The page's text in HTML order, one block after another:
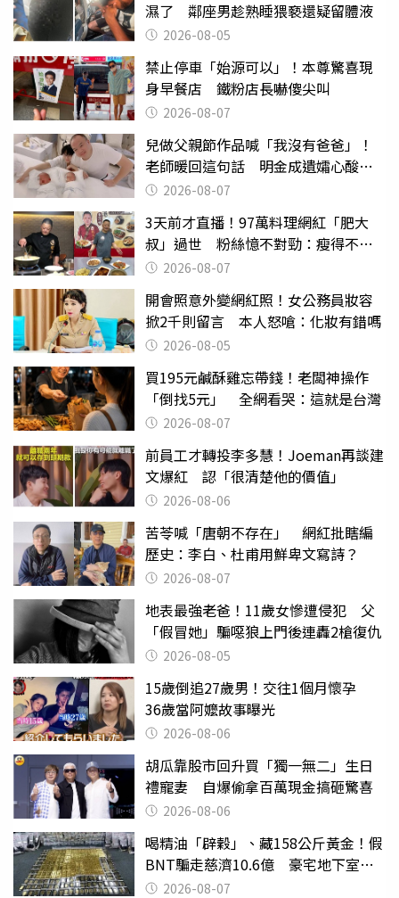
濕了 鄰座男趁熟睡猥褻還疑留體液
2026-08-05
禁止停車「始源可以」！本尊驚喜現
身早餐店 鐵粉店長嚇傻尖叫
2026-08-07
兒做父親節作品喊「我沒有爸爸」！
老師暖回這句話 明金成遺孀心酸惹
淚 2026-08-07
3天前才直播！97萬料理網紅「肥大
叔」過世 粉絲憶不對勁：瘦得不合
理 2026-08-07
開會照意外變網紅照！女公務員妝容
掀2千則留言 本人怒嗆：化妝有錯嗎
2026-08-05
買195元鹹酥雞忘帶錢！老闆神操作
「倒找5元」 全網看哭：這就是台灣
2026-08-07
前員工才轉投李多慧！Joeman再談建
文爆紅 認「很清楚他的價值」
2026-08-06
苦苓喊「唐朝不存在」 網紅批瞎編
歷史：李白、杜甫用鮮卑文寫詩？
2026-08-07
地表最強老爸！11歲女慘遭侵犯 父
「假冒她」騙噁狼上門後連轟2槍復仇
2026-08-05
15歲倒追27歲男！交往1個月懷孕
36歲當阿嬤故事曝光
2026-08-06
胡瓜靠股市回升買「獨一無二」生日
禮寵妻 自爆偷拿百萬現金搞砸驚喜
2026-08-06
喝精油「辟穀」、藏158公斤黃金！假
BNT騙走慈濟10.6億 豪宅地下室竟
挖出乾鮑金庫
2026-08-07